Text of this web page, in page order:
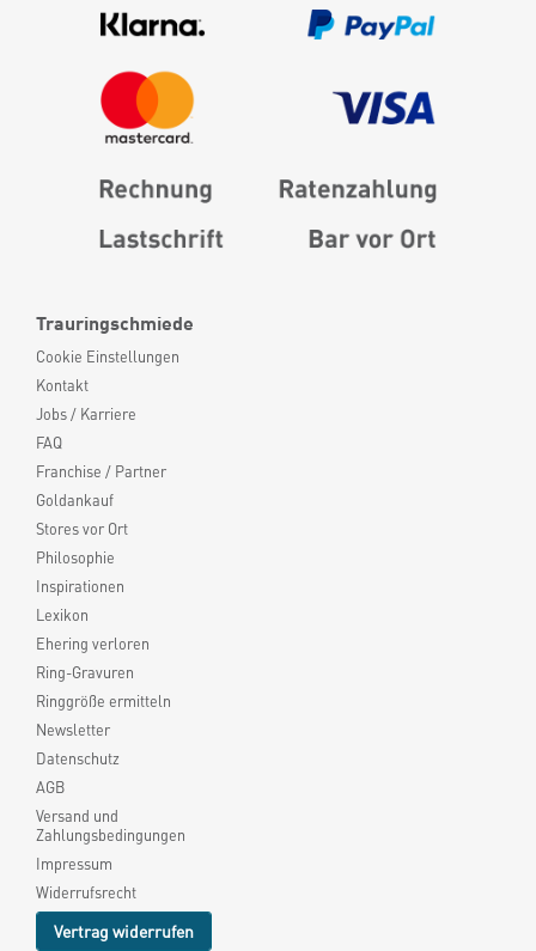
Trauringschmiede
Cookie Einstellungen
Kontakt
Jobs / Karriere
FAQ
Franchise / Partner
Goldankauf
Stores vor Ort
Philosophie
Inspirationen
Lexikon
Ehering verloren
Ring-Gravuren
Ringgröße ermitteln
Newsletter
Datenschutz
AGB
Versand und
Zahlungsbedingungen
Impressum
Widerrufsrecht
Vertrag widerrufen